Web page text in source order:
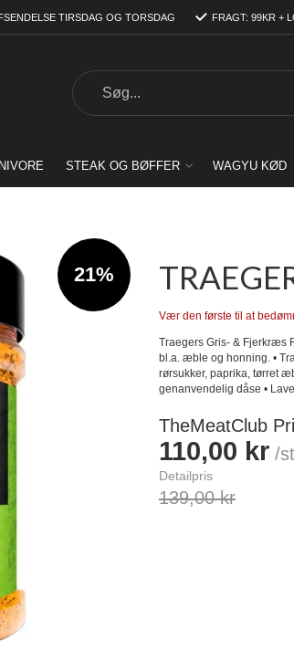
TIRSDAG OG TORSDAG FRAGT: 99KR +
Search
STEAK OG BØFFER WAGYU KØD
21%
Vær den første til at
Traegers Gris- & Fjerkræs
bl.a. æble og honning. •
rørsukker, paprika, tørret
genanvendelig dåse •
TheMeatClub
110,00 kr /
Detailpris
139,00 kr